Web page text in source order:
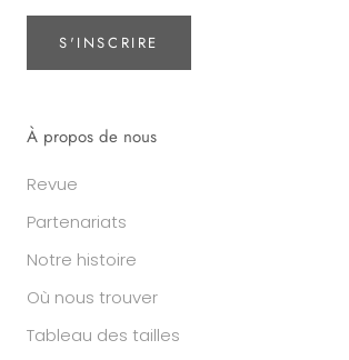
S'INSCRIRE
À propos de nous
Revue
Partenariats
Notre histoire
Où nous trouver
Tableau des tailles